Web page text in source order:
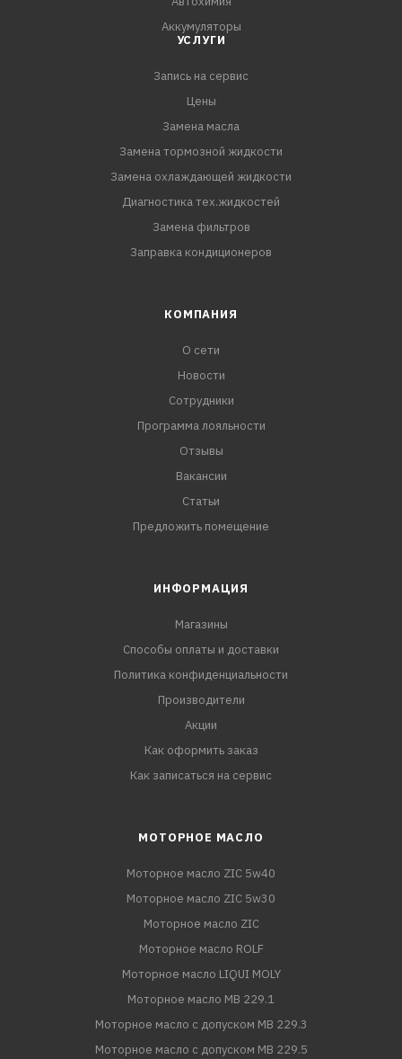
Аккумуляторы
УСЛУГИ
Запись на сервис
Цены
Замена масла
Замена тормозной жидкости
Замена охлаждающей жидкости
Диагностика тех.жидкостей
Замена фильтров
Заправка кондиционеров
КОМПАНИЯ
О сети
Новости
Сотрудники
Программа лояльности
Отзывы
Вакансии
Статьи
Предложить помещение
ИНФОРМАЦИЯ
Магазины
Способы оплаты и доставки
Политика конфиденциальности
Производители
Акции
Как оформить заказ
Как записаться на сервис
МОТОРНОЕ МАСЛО
Моторное масло ZIC 5w40
Моторное масло ZIC 5w30
Моторное масло ZIC
Моторное масло ROLF
Моторное масло LIQUI MOLY
Моторное масло MB 229.1
Моторное масло с допуском MB 229.3
Моторное масло с допуском MB 229.5